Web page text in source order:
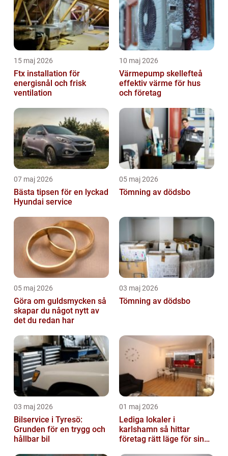
15 maj 2026
Ftx installation för
energisnål och frisk
ventilation
10 maj 2026
Värmepump skellefteå
effektiv värme för hus
och företag
07 maj 2026
Bästa tipsen för en lyckad
Hyundai service
05 maj 2026
Tömning av dödsbo
05 maj 2026
Göra om guldsmycken så
skapar du något nytt av
det du redan har
03 maj 2026
Tömning av dödsbo
03 maj 2026
Bilservice i Tyresö:
Grunden för en trygg och
hållbar bil
01 maj 2026
Lediga lokaler i
karlshamn så hittar
företag rätt läge för sin